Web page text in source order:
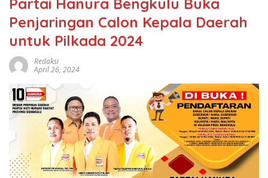
Partai Hanura Bengkulu Buka
Penjaringan Calon Kepala Daerah
untuk Pilkada 2024
Redaksi
April 26, 2024